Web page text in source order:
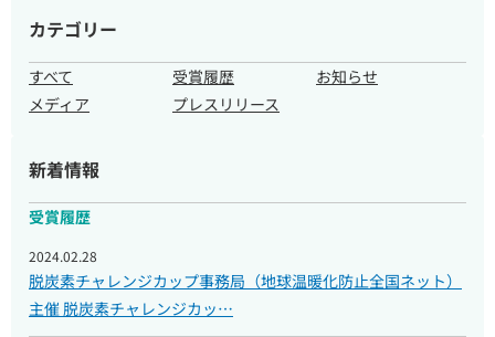
取材のご依頼
カテゴリー
すべて 受賞履歴
お知らせ
メディア
プレスリリース
新着情報
受賞履歴
2024.02.28
脱炭素チャレンジカップ事務局（地球温暖化防止全国ネット）
主催 脱炭素チャレンジカッ…